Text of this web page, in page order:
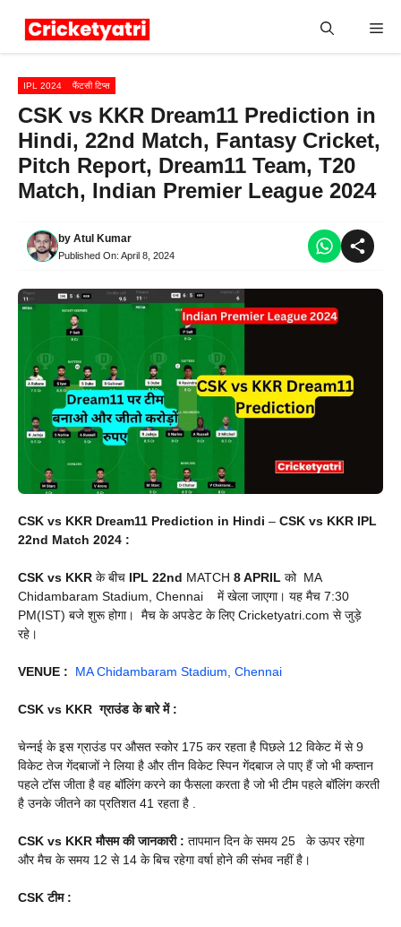
IPL 2024 फैंटसी टिप्स
CSK vs KKR Dream11 Prediction in
Hindi, 22nd Match, Fantasy Cricket,
Pitch Report, Dream11 Team, T20
Match, Indian Premier League 2024
by Atul Kumar
Published On: April 8, 2024
CSK vs KKR Dream11 Prediction in Hindi – CSK vs KKR IPL
22nd Match 2024 :
CSK vs KKR के बीच IPL 22nd MATCH 8 APRIL को MA
Chidambaram Stadium, Chennai में खेला जाएगा। यह मैच 7:30
PM(IST) बजे शुरू होगा। मैच के अपडेट के लिए Cricketyatri.com से जुड़े
रहे।
VENUE : MA Chidambaram Stadium, Chennai
CSK vs KKRग्राउंड के बारे में :
चेन्नई के इस ग्राउंड पर औसत स्कोर 175 कर रहता है पिछले 12 विकेट में से 9
विकेट तेज गेंदबाजों ने लिया है और तीन विकेट स्पिन गेंदबाज ले पाए हैं जो भी कप्तान
पहले टॉस जीता है वह बॉलिंग करने का फैसला करता है जो भी टीम पहले बॉलिंग करती
है उनके जीतने का प्रतिशत 41 रहता है .
CSK vs KKRमौसम की जानकारी : तापमान दिन के समय 25 के ऊपर रहेगा
और मैच के समय 12 से 14 के बिच रहेगा वर्षा होने की संभव नहीं है।
CSK टीम :